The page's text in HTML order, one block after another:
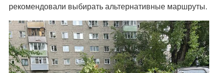
рекомендовали выбирать альтернативные маршруты.